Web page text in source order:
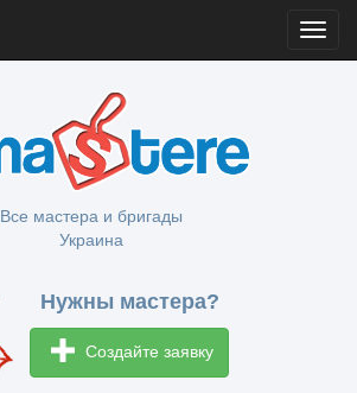
Все мастера и бригады
Украина
Нужны мастера?
Создайте заявку